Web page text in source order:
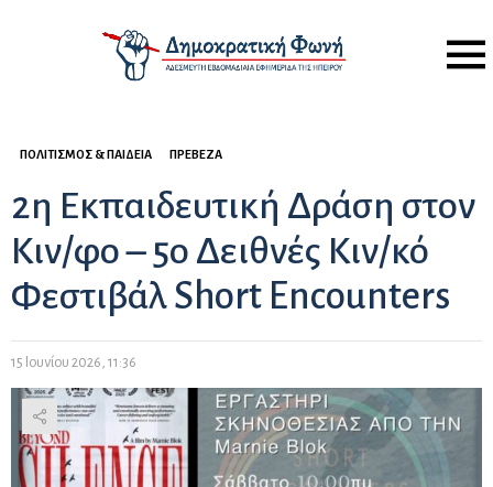
Menu
ΠΟΛΙΤΙΣΜΌΣ & ΠΑΙΔΕΊΑ ΠΡΈΒΕΖΑ
2η Εκπαιδευτική Δράση στον
Κιν/φο – 5ο Δειθνές Κιν/κό
Φεστιβάλ Short Encounters
15 Ιουνίου 2026, 11:36